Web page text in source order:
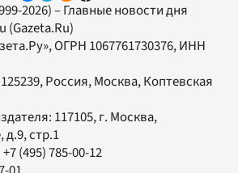
2026) – Главные новости дня
(Gazeta.Ru)
, ОГРН 1067761730376, ИНН
Россия, Москва, Коптевская
117105, г. Москва,
стр.1
+7 (495) 785-00-12